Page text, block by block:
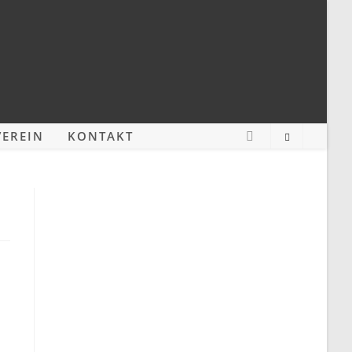
KONTAKT